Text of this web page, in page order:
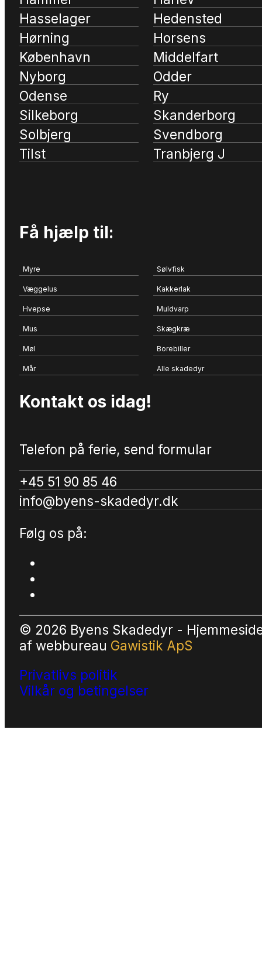
Hasselager
Hedensted
Hørning
Horsens
København
Middelfart
Nyborg
Odder
Odense
Ry
Silkeborg
Skanderborg
Solbjerg
Svendborg
Tilst
Tranbjerg J
Få hjælp til:
Myre Sølvfisk
Væggelus Kakkerlak
Hvepse Muldvarp
Mus Skægkræ
Møl Borebiller
Mår Alle skadedyr
Kontakt os idag!
Telefon på ferie, send formular
+45 51 90 85 46
info@byens-skadedyr.dk
Følg os på:
© 2026 Byens Skadedyr -
af webbureau Gawistik ApS
Privatlivs politik
Vilkår og betingelser